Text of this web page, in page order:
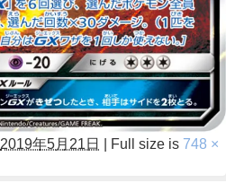
2019年5月21日 Full size is 748 ×